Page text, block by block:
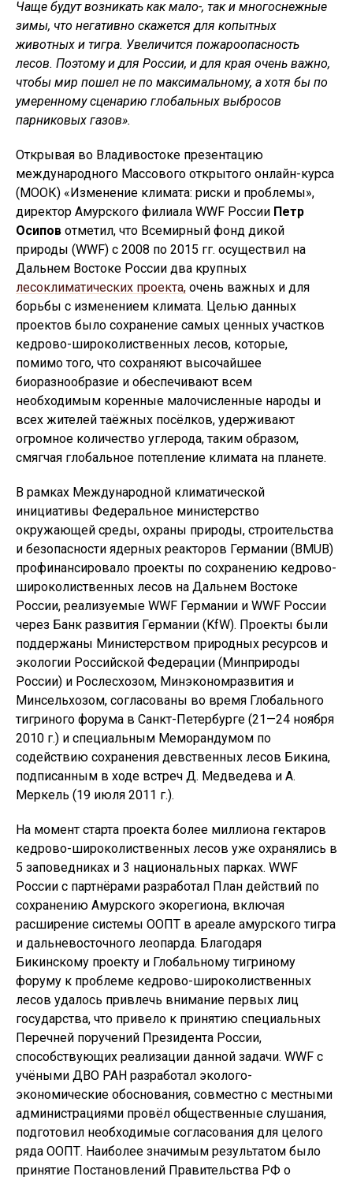
Чаще будут возникать как мало-, так и многоснежные
зимы, что негативно скажется для копытных
животных и тигра. Увеличится пожароопасность
лесов. Поэтому и для России, и для края очень важно,
чтобы мир пошел не по максимальному, а хотя бы по
умеренному сценарию глобальных выбросов
парниковых газов».
Открывая во Владивостоке презентацию
международного Массового открытого онлайн-курса
(МООК) «Изменение климата: риски и проблемы»,
директор Амурского филиала WWF России Петр
Осипов отметил, что Всемирный фонд дикой
природы (WWF) с 2008 по 2015 гг. осуществил на
Дальнем Востоке России два крупных
лесоклиматических проекта, очень важных и для
борьбы с изменением климата. Целью данных
проектов было сохранение самых ценных участков
кедрово-широколиственных лесов, которые,
помимо того, что сохраняют высочайшее
биоразнообразие и обеспечивают всем
необходимым коренные малочисленные народы и
всех жителей таёжных посёлков, удерживают
огромное количество углерода, таким образом,
смягчая глобальное потепление климата на планете.
В рамках Международной климатической
инициативы Федеральное министерство
окружающей среды, охраны природы, строительства
и безопасности ядерных реакторов Германии (BMUB)
профинансировало проекты по сохранению кедрово-
широколиственных лесов на Дальнем Востоке
России, реализуемые WWF Германии и WWF России
через Банк развития Германии (KfW). Проекты были
поддержаны Министерством природных ресурсов и
экологии Российской Федерации (Минприроды
России) и Рослесхозом, Минэкономразвития и
Минсельхозом, согласованы во время Глобального
тигриного форума в Санкт-Петербурге (21—24 ноября
2010 г.) и специальным Меморандумом по
содействию сохранения девственных лесов Бикина,
подписанным в ходе встреч Д. Медведева и А.
Меркель (19 июля 2011 г.).
На момент старта проекта более миллиона гектаров
кедрово-широколиственных лесов уже охранялись в
5 заповедниках и 3 национальных парках. WWF
России с партнёрами разработал План действий по
сохранению Амурского экорегиона, включая
расширение системы ООПТ в ареале амурского тигра
и дальневосточного леопарда. Благодаря
Бикинскому проекту и Глобальному тигриному
форуму к проблеме кедрово-широколиственных
лесов удалось привлечь внимание первых лиц
государства, что привело к принятию специальных
Перечней поручений Президента России,
способствующих реализации данной задачи. WWF с
учёными ДВО РАН разработал эколого-
экономические обоснования, совместно с местными
администрациями провёл общественные слушания,
подготовил необходимые согласования для целого
ряда ООПТ. Наиболее значимым результатом было
принятие Постановлений Правительства РФ о